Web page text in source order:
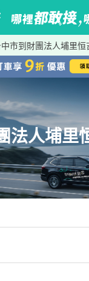
市到財團法人埔里恒
人埔里